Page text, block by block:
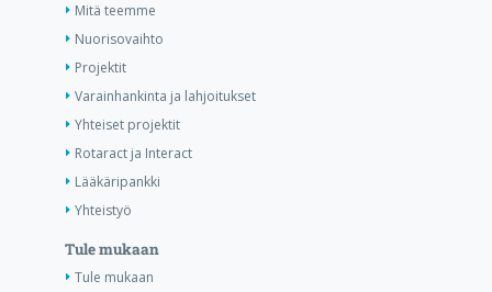
Mitä teemme
Nuorisovaihto
Projektit
Varainhankinta ja lahjoitukset
Yhteiset projektit
Rotaract ja Interact
Lääkäripankki
Yhteistyö
Tule mukaan
Tule mukaan